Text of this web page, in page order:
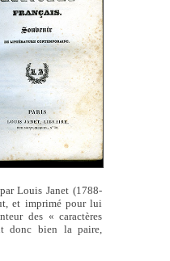
Louis Janet (1788-
et imprimé pour lui
des « caractères
donc bien la paire,